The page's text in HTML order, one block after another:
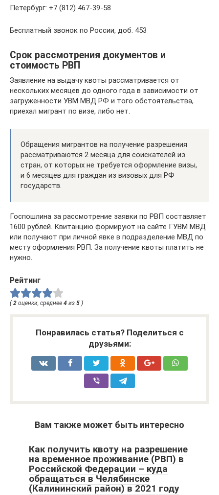
Петербург: +7 (812) 467-39-58
Бесплатный звонок по России, доб. 453
Срок рассмотрения документов и
стоимость РВП
Заявление на выдачу квоты рассматривается от
нескольких месяцев до одного года в зависимости от
загруженности УВМ МВД РФ и того обстоятельства,
приехал мигрант по визе, либо нет.
Обращения мигрантов на получение разрешения
рассматриваются 2 месяца для соискателей из
стран, от которых не требуется оформление визы,
и 6 месяцев для граждан из визовых для РФ
государств.
Госпошлина за рассмотрение заявки по РВП составляет
1600 рублей. Квитанцию формируют на сайте ГУВМ МВД
или получают при личной явке в подразделение МВД по
месту оформления РВП. За получение квоты платить не
нужно.
Рейтинг
( 2 оценки, среднее 4 из 5 )
Понравилась статья? Поделиться с
друзьями:
Вам также может быть интересно
Как получить квоту на разрешение
на временное проживание (РВП) в
Российской Федерации – куда
обращаться в Челябинске
(Калининский район) в 2021 году